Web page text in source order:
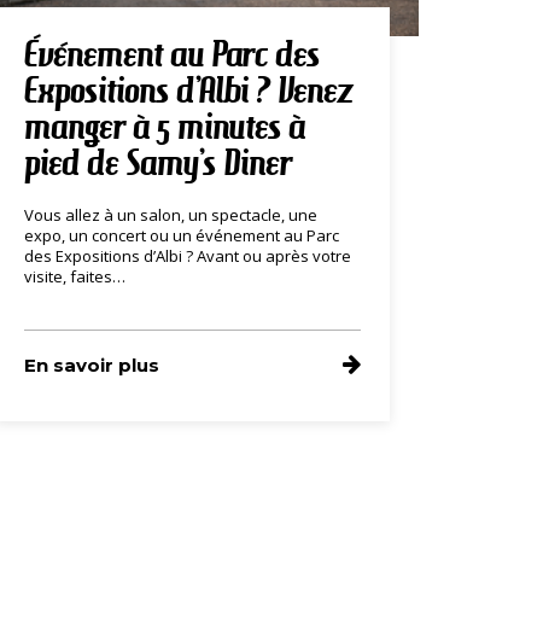
Événement au Parc des
Expositions d’Albi ? Venez
manger à 5 minutes à
pied de Samy’s Diner
Vous allez à un salon, un spectacle, une
expo, un concert ou un événement au Parc
des Expositions d’Albi ? Avant ou après votre
visite, faites…
En savoir plus